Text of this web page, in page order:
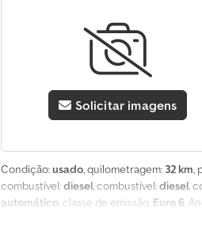
Solicitar imagens
Condição:usado, quilometragem: 32 km,
combustível:diesel, combustível:diesel,
automático, classe de emissão: Euro 6,
potência do motor: 100 kW (136 cv),